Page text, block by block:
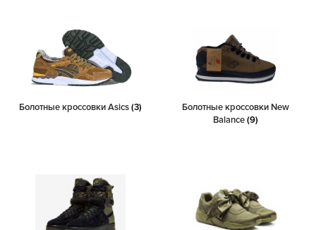
Болотные кроссовки Asics(3)
Болотные кроссовки New
Balance(9)